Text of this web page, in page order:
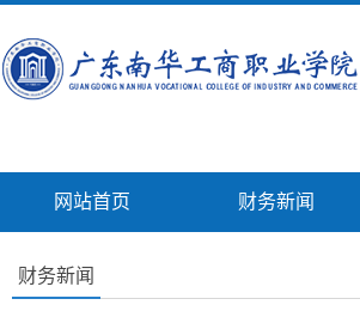
网站首页 财务新闻
财务新闻